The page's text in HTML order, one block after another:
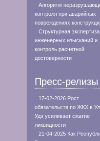
Алгоритм
контроля при аварийных
повреждениях
Структурная экспертиза
инженерных изысканий и
контроль расчетной
достоверности
Пресс-релизы
17-02-2026 Рост
обязательств по ЖКХ в
Удэ усиливает сжатие
ликвидности
21-04-2025 Как